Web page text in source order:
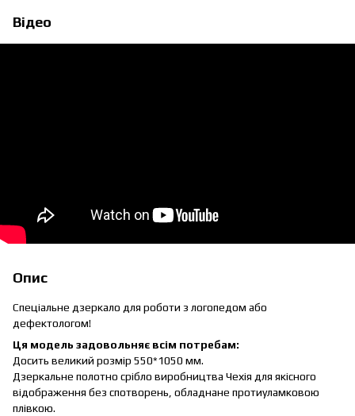
Відео
Опис
Спеціальне дзеркало для роботи з логопедом або
дефектологом!
Ця модель задовольняє всім потребам:
Досить великий розмір 550*1050 мм.
Дзеркальне полотно срібло виробництва Чехія для якісного
відображення без спотворень, обладнане протиуламковою
плівкою.